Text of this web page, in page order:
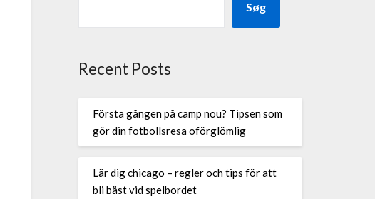
Søg
Recent Posts
Första gången på camp nou? Tipsen som
gör din fotbollsresa oförglömlig
Lär dig chicago – regler och tips för att
bli bäst vid spelbordet